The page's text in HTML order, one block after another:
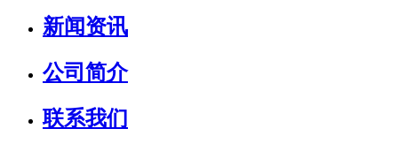
新闻资讯
公司简介
联系我们